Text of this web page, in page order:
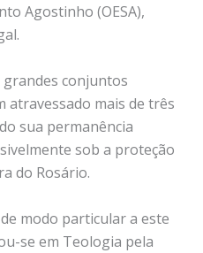
Agostinho (OESA),
grandes conjuntos
atravessado mais de três
sua permanência
sob a proteção
do Rosário.
modo particular a este
se em Teologia pela